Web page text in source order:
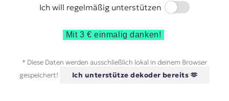
Ich will regelmäßig unterstützen
Switch
Mit 3 € einmalig danken!
* Diese Daten werden ausschließlich lokal in deinem Browser
gespeichert!
Ich unterstütze dekoder bereits 🫶